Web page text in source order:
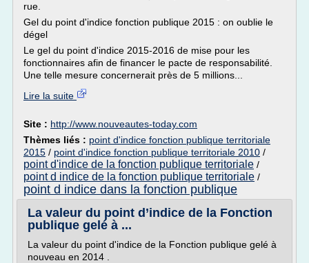
rue.
Gel du point d'indice fonction publique 2015 : on oublie le
dégel
Le gel du point d'indice 2015-2016 de mise pour les
fonctionnaires afin de financer le pacte de responsabilité.
Une telle mesure concernerait près de 5 millions...
Lire la suite
Site : http://www.nouveautes-today.com
Thèmes liés : point d'indice fonction publique territoriale
2015 / point d'indice fonction publique territoriale 2010 /
point d'indice de la fonction publique territoriale /
point d indice de la fonction publique territoriale /
point d indice dans la fonction publique
La valeur du point d’indice de la Fonction
publique gelé à ...
La valeur du point d'indice de la Fonction publique gelé à
nouveau en 2014 .